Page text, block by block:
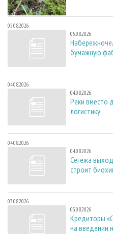
05.08.2026
05.08.2026
бумажную
04.08.2026
04.08.2026
Реки вместо
логистику
04.08.2026
04.08.2026
Сегежа
строит
03.08.2026
03.08.2026
Кредиторы
на введении